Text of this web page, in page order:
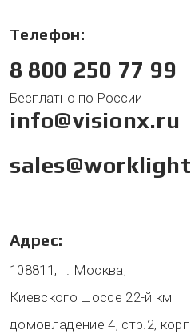
Телефон:
8 800 250 77 99
Бесплатно по России
info@visionx.ru
Адрес:
108811, г. Москва,
Киевского шоссе 22-й км
домовладение 4, стр.2,